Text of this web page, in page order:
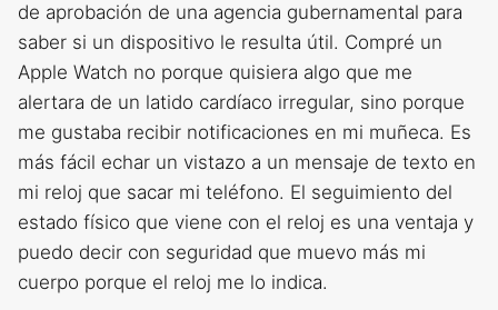
de aprobación de una agencia gubernamental para
saber si un dispositivo le resulta útil. Compré un
Apple Watch no porque quisiera algo que me
alertara de un latido cardíaco irregular, sino porque
me gustaba recibir notificaciones en mi muñeca. Es
más fácil echar un vistazo a un mensaje de texto en
mi reloj que sacar mi teléfono. El seguimiento del
estado físico que viene con el reloj es una ventaja y
puedo decir con seguridad que muevo más mi
cuerpo porque el reloj me lo indica.